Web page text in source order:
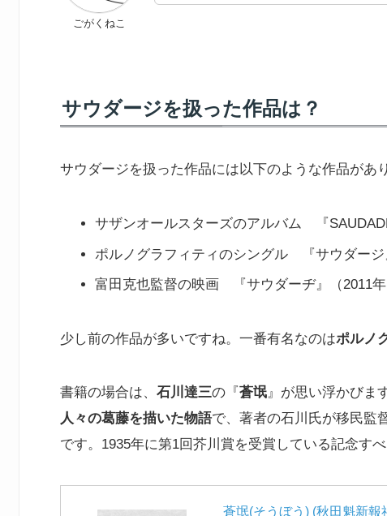
ごがくねこ
サウダージを扱った作品は？
サウダージを扱った作品には以下のような作品があ
サザンオールスターズのアルバム 『
ポルノグラフィティのシングル 『サウダージ
富田克也監督の映画 『サウダーヂ』（2011年
少し前の作品が多いですね。一番有名なのはポルノ
書籍の場合は、 石川達三の『蒼氓』が思い浮かびま
人々の葛藤を描いた物語で、著者の石川氏が移民監
です。1935年に第1回芥川賞を受賞している記念すべ
蒼氓(そうぼう) (秋田魁新報